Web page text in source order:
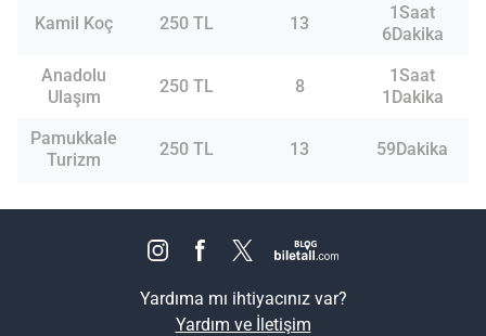
Kamil Koç 250 TL 13
1Saat
6Dakika
Anadolu
Ulaşım
250 TL 8
1Saat
1Dakika
Pamukkale
Turizm
250 TL 13 59Dakika
Yardıma mı ihtiyacınız var?
Yardım ve İletişim